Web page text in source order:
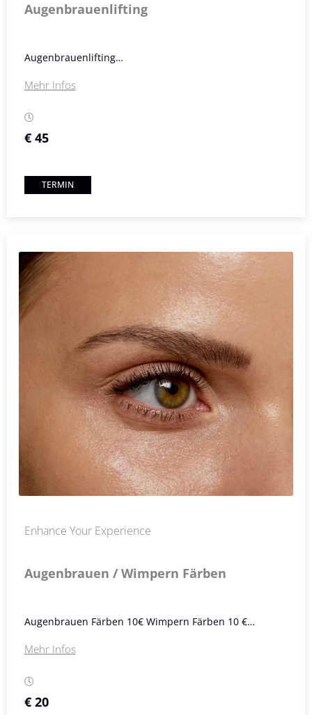
Augenbrauenlifting
Augenbrauenlifting…
Mehr Infos
€ 45
TERMIN
Enhance Your Experience
Augenbrauen / Wimpern Färben
Augenbrauen Färben 10€ Wimpern Färben 10 €…
Mehr Infos
€ 20